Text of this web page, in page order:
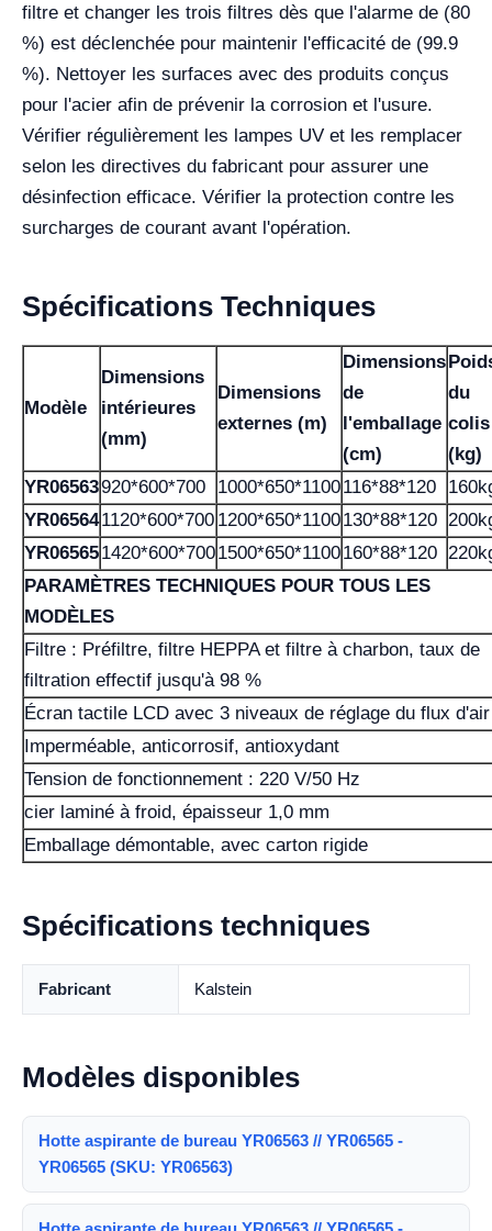
filtre et changer les trois filtres dès que l'alarme de (80
%) est déclenchée pour maintenir l'efficacité de (99.9
%). Nettoyer les surfaces avec des produits conçus
pour l'acier afin de prévenir la corrosion et l'usure.
Vérifier régulièrement les lampes UV et les remplacer
selon les directives du fabricant pour assurer une
désinfection efficace. Vérifier la protection contre les
surcharges de courant avant l'opération.
Spécifications Techniques
Modèle
Dimensions
intérieures
(mm)
Dimensions
externes (m)
Dimensions
de
l'emballage
(cm)
du
colis
(kg)
YR06563920*600*700 1000*650*1100116*88*120
YR065641120*600*700 1200*650*1100130*88*120
YR065651420*600*7001500*650*1100160*88*120
PARAMÈTRES TECHNIQUES POUR TOUS LES
MODÈLES
Filtre : Préfiltre, filtre HEPPA et filtre à charbon, taux de
filtration effectif jusqu'à 98 %
Écran tactile LCD avec 3 niveaux de réglage du flux d'air
Imperméable, anticorrosif, antioxydant
Tension de fonctionnement : 220 V/50 Hz
cier laminé à froid, épaisseur 1,0 mm
Emballage démontable, avec carton rigide
Spécifications techniques
Fabricant Kalstein
Modèles disponibles
Hotte aspirante de bureau YR06563 // YR06565 -
YR06565 (SKU: YR06563)